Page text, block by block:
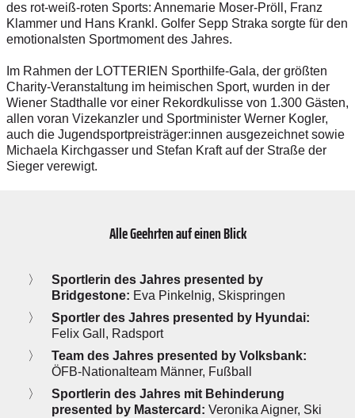
des rot-weiß-roten Sports: Annemarie Moser-Pröll, Franz
Klammer und Hans Krankl. Golfer Sepp Straka sorgte für den
emotionalsten Sportmoment des Jahres.
Im Rahmen der LOTTERIEN Sporthilfe-Gala, der größten
Charity-Veranstaltung im heimischen Sport, wurden in der
Wiener Stadthalle vor einer Rekordkulisse von 1.300 Gästen,
allen voran Vizekanzler und Sportminister Werner Kogler,
auch die Jugendsportpreisträger:innen ausgezeichnet sowie
Michaela Kirchgasser und Stefan Kraft auf der Straße der
Sieger verewigt.
Alle Geehrten auf einen Blick
Sportlerin des Jahres presented by
Bridgestone: Eva Pinkelnig, Skispringen
Sportler des Jahres presented by Hyundai:
Felix Gall, Radsport
Team des Jahres presented by Volksbank:
ÖFB-Nationalteam Männer, Fußball
Sportlerin des Jahres mit Behinderung
presented by Mastercard: Veronika Aigner, Ski